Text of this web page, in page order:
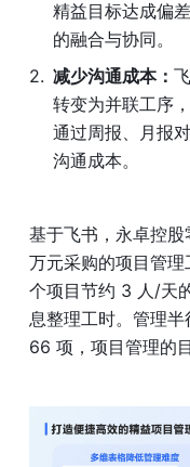
精益目标达成偏
的融合与协同。
减少沟通成本：
转变为并联工序
通过周报、月报
沟通成本。
基于飞书，永卓控
万元采购的项目管
个项目节约 3 人/天
息整理工时。管理
66 项，项目管理的